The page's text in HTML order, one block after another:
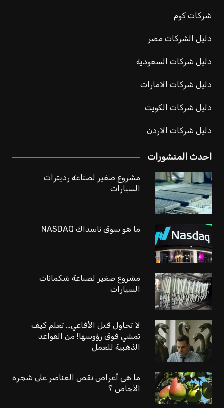
شركات كوم
دليل الشركات مصر
دليل شركات السعودية
دليل شركات الامارات
دليل شركات الكويت
دليل شركات الاردن
احدث المنشورات
مشروع صغير لصناعة رديترات
السيارات
ما هو سوق ناسداك NASDAQ
مشروع صغير لصناعة شكمانات
السيارات
لا تحاول قتل الأفاعي… تعلم كيف
تمشي فوق رؤوسها! من القواعد
الذهبية للعمل
ما هي أعراض نقص العناصر على شجرة
الأجاص ؟